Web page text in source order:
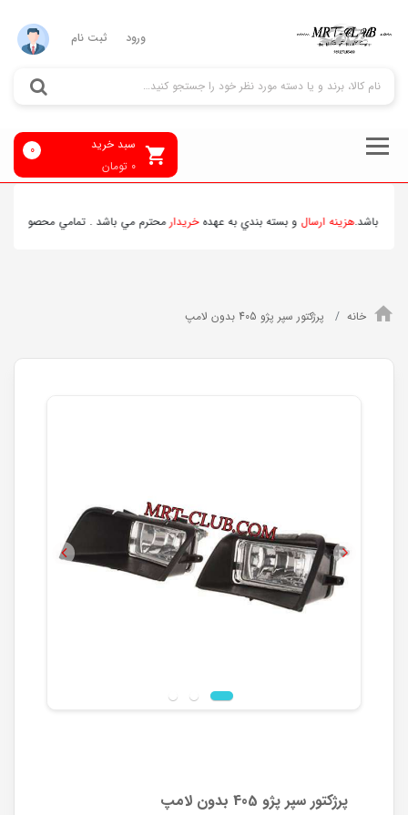
ورود ثبت نام
سبد خرید
0 تومان
0
باشد.هزينه ارسالو بسته بندي به عهدهخريدارمحترم مي باشد . تمامي محصولات
خانه پرژکتور سپر پژو 405 بدون لامپ
Previous Next
پرژکتور سپر پژو 405 بدون لامپ